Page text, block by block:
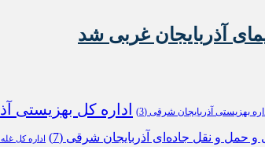
آذربایجان غربی شد
بهزیستی آذربایجان شرقی (3) اداره کل بهزیستی
و حمل و نقل جاده‌ای آذربایجان شرقی (7) اداره کل